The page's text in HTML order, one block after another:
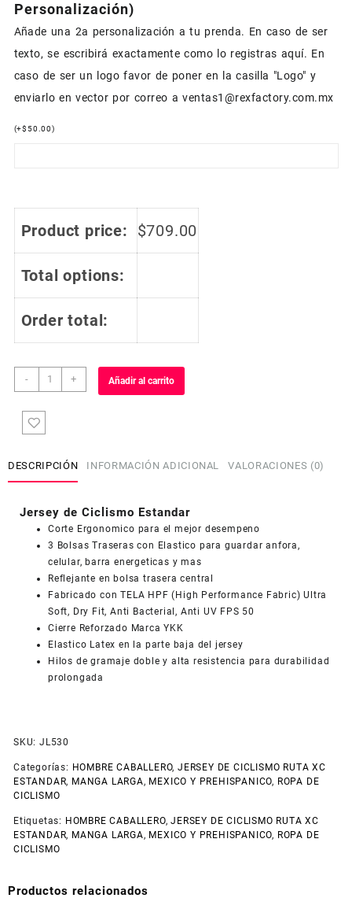
Personalización)
Añade una 2a personalización a tu prenda. En caso de ser
texto, se escribirá exactamente como lo registras aquí. En
caso de ser un logo favor de poner en la casilla "Logo" y
enviarlo en vector por correo a ventas1@rexfactory.com.mx
(+$50.00 )
Product price: $709.00
Total options:
Order total:
-
Jersey
de
Estandar
Caballero
cantidad
+ Añadir al carrito
DESCRIPCIÓN INFORMACIÓN ADICIONAL VALORACIONES (0)
Jersey de Ciclismo Estandar
Corte Ergonomico para el mejor desempeno
3 Bolsas Traseras con Elastico para guardar anfora,
celular, barra energeticas y mas
Reflejante en bolsa trasera central
Fabricado con TELA HPF (High Performance Fabric) Ultra
Soft, Dry Fit, Anti Bacterial, Anti UV FPS 50
Cierre Reforzado Marca YKK
Elastico Latex en la parte baja del jersey
Hilos de gramaje doble y alta resistencia para durabilidad
prolongada
SKU: JL530
Categorías: HOMBRE CABALLERO,JERSEY DE CICLISMO RUTA XC
ESTANDAR, MANGA LARGA, MEXICO Y PREHISPANICO, ROPA DE
CICLISMO
Etiquetas: HOMBRE CABALLERO,JERSEY DE CICLISMO RUTA XC
ESTANDAR, MANGA LARGA, MEXICO Y PREHISPANICO, ROPA DE
CICLISMO
Productos relacionados
COUPONX0815474187 COPIAR CÓDIGO